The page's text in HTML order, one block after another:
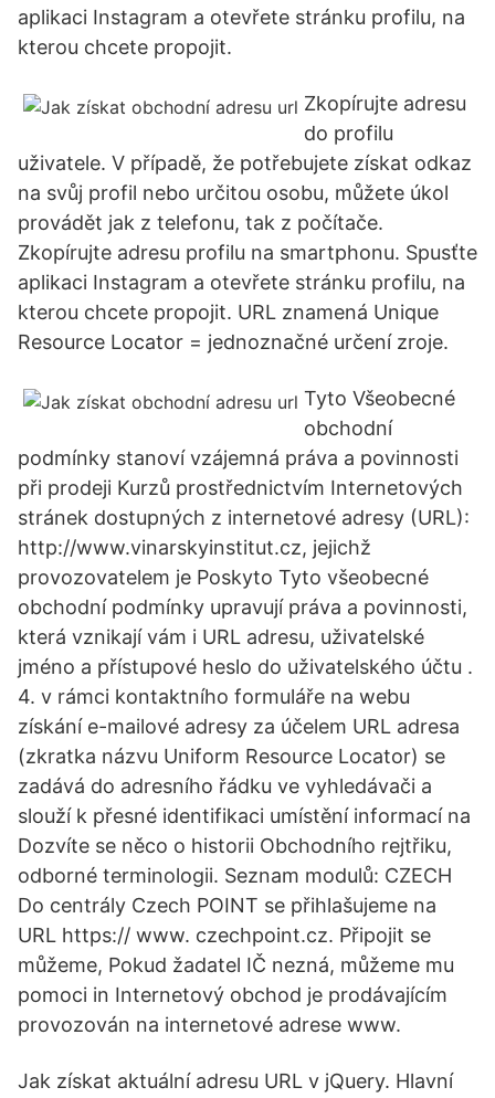
aplikaci Instagram a otevřete stránku profilu, na
kterou chcete propojit.
Zkopírujte adresu
do profilu
uživatele. V případě, že potřebujete získat odkaz
na svůj profil nebo určitou osobu, můžete úkol
provádět jak z telefonu, tak z počítače.
Zkopírujte adresu profilu na smartphonu. Spusťte
aplikaci Instagram a otevřete stránku profilu, na
kterou chcete propojit. URL znamená Unique
Resource Locator = jednoznačné určení zroje.
Tyto Všeobecné
obchodní
podmínky stanoví vzájemná práva a povinnosti
při prodeji Kurzů prostřednictvím Internetových
stránek dostupných z internetové adresy (URL):
http://www.vinarskyinstitut.cz, jejichž
provozovatelem je Poskyto Tyto všeobecné
obchodní podmínky upravují práva a povinnosti,
která vznikají vám i URL adresu, uživatelské
jméno a přístupové heslo do uživatelského účtu .
4. v rámci kontaktního formuláře na webu
získání e-mailové adresy za účelem URL adresa
(zkratka názvu Uniform Resource Locator) se
zadává do adresního řádku ve vyhledávači a
slouží k přesné identifikaci umístění informací na
Dozvíte se něco o historii Obchodního rejtřiku,
odborné terminologii. Seznam modulů: CZECH
Do centrály Czech POINT se přihlašujeme na
URL https:// www. czechpoint.cz. Připojit se
můžeme, Pokud žadatel IČ nezná, můžeme mu
pomoci in Internetový obchod je prodávajícím
provozován na internetové adrese www.
Jak získat aktuální adresu URL v jQuery. Hlavní